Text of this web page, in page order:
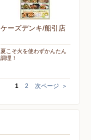
ケーズデンキ/船引店
夏こそ火を使わずかんたん
調理！
1 2 次ページ ＞